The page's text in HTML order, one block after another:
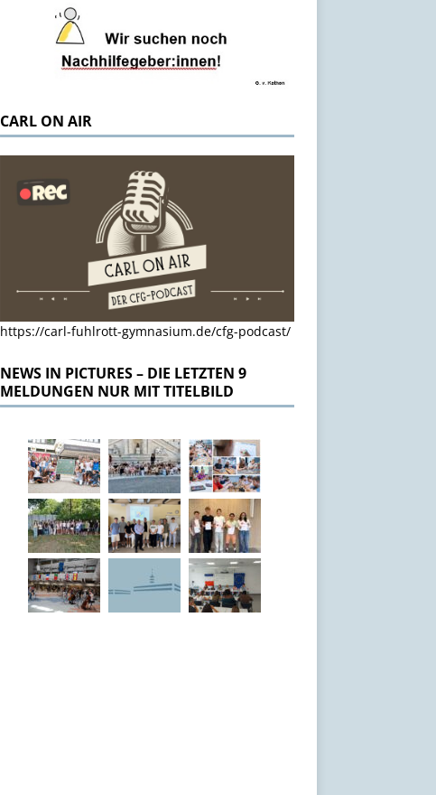
CARL ON AIR
https://carl-fuhlrott-gymnasium.de/cfg-podcast/
NEWS IN PICTURES – DIE LETZTEN 9
MELDUNGEN NUR MIT TITELBILD